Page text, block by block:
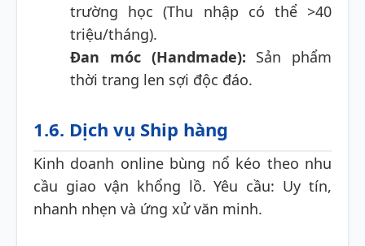
trường học (Thu nhập có thể >40
triệu/tháng).
Đan móc (Handmade): Sản phẩm
thời trang len sợi độc đáo.
1.6. Dịch vụ Ship hàng
Kinh doanh online bùng nổ kéo theo nhu
cầu giao vận khổng lồ. Yêu cầu: Uy tín,
nhanh nhẹn và ứng xử văn minh.